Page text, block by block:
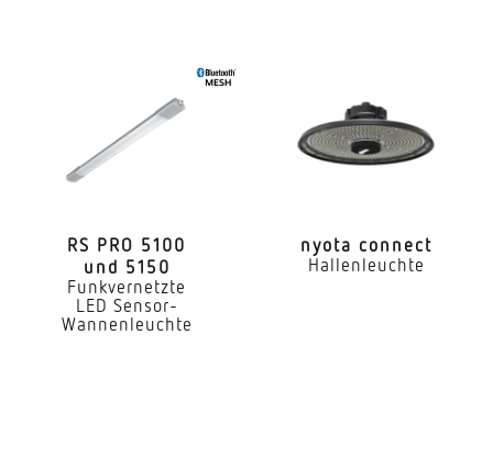
Montageort
Montageart
Aufputz
Montagehöhe
RS PRO 5100
und 5150
Funkvernetzte
LED Sensor-
Wannenleuchte
nyota connect
Hallenleuchte